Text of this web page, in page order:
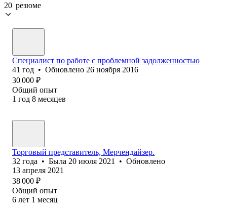
20 резюме
Специалист по работе с проблемной задолженностью
41 год • Обновлено 26 ноября 2016
30 000 ₽
Общий опыт
1 год 8 месяцев
Торговый представитель, Мерчендайзер.
32 года • Была 20 июля 2021 • Обновлено
13 апреля 2021
38 000 ₽
Общий опыт
6 лет 1 месяц